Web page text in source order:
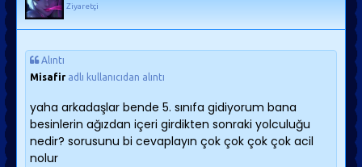
Ziyaretçi
Alıntı
Misafir adlı kullanıcıdan alıntı
yaha arkadaşlar bende 5. sınıfa gidiyorum bana
besinlerin ağızdan içeri girdikten sonraki yolculuğu
nedir? sorusunu bi cevaplayın çok çok çok çok acil
nolur